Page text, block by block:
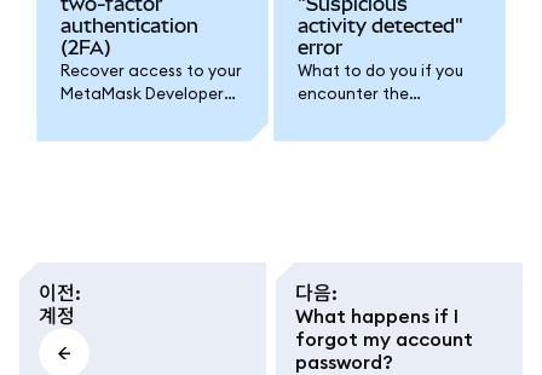
authentication
(2FA)
Recover access to your
MetaMask Developer
access to your two-
activity detected"
error
What to do you if you
encounter the
detected" error
이전:
계정
다음:
What happens if I
forgot my account
password?